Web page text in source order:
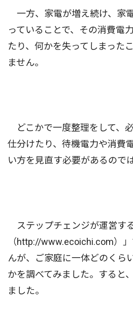
一方、家電が増え続け、家
っていることで、その消費電
たり、何かを失ってしまった
ません。
どこかで一度整理をして、
仕分けたり、待機電力や消費
い方を見直す必要があるので
ステップチェンジが運営す
（http://www.ecoichi.com）
んが、ご家庭に一体どのくら
かを調べてみました。すると
ました。